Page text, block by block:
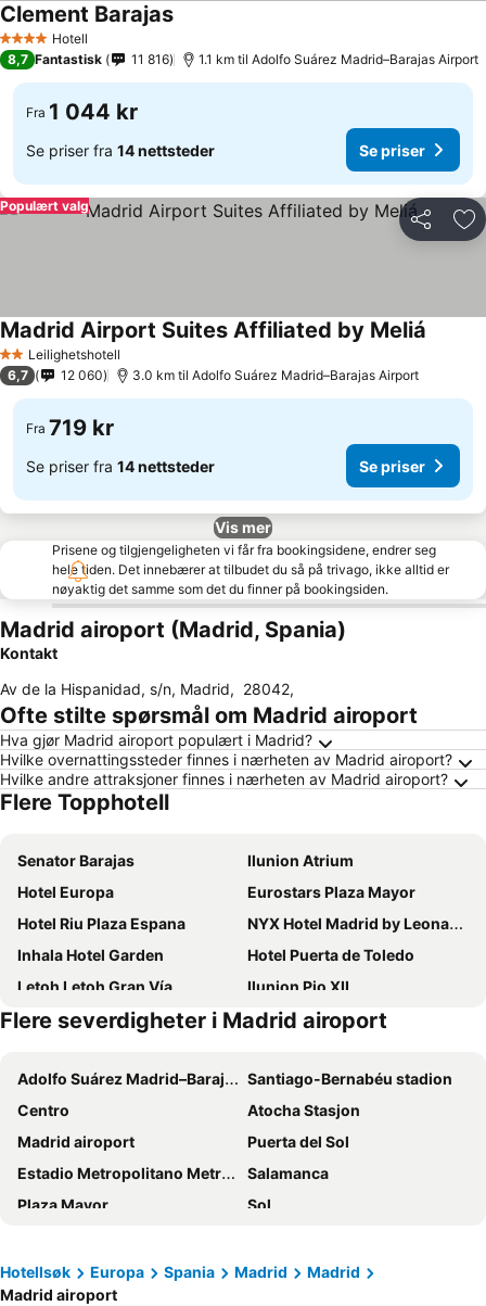
4 StjernerHotell
Clement BarajasSe priser
8,7 Fantastisk 11 816 1.1 km til Adolfo Suárez Madrid–Barajas Airport
Fra 1 044 kr
Se priser fra 14 nettsteder Se priser
Del
Populært valg
2 StjernerLeilighetshotell
Madrid Airport Suites Affiliated by Meliá
6,7 12 060 3.0 km til Adolfo Suárez Madrid–Barajas Airport
Fra 719 kr
Se priser fra 14 nettsteder Se priser
Vis mer
Prisene og tilgjengeligheten vi får fra bookingsidene, endrer seg
hele tiden. Det innebærer at tilbudet du så på trivago, ikke alltid er
nøyaktig det samme som det du finner på bookingsiden.
Madrid airoport (Madrid, Spania)
Kontakt
Av de la Hispanidad, s/n, Madrid, 28042,
Ofte stilte spørsmål om Madrid airoport
Hva gjør Madrid airoport populært i Madrid?
Hvilke overnattingssteder finnes i nærheten av Madrid airoport?
Hvilke andre attraksjoner finnes i nærheten av Madrid airoport?
Flere Topphotell
Senator Barajas
Ilunion Atrium
Hotel Europa
Eurostars Plaza Mayor
Hotel Riu Plaza Espana
NYX Hotel Madrid by Leonardo Hotels
Inhala Hotel Garden
Hotel Puerta de Toledo
Letoh Letoh Gran Vía
Ilunion Pio XII
Hotel Puerta America
Emperador
Leonardo Hotel Madrid City Center
Líbere Madrid Palacio Real
Axel Hotel Madrid
Dear Hotel Madrid
Hard Rock Hotel Madrid
Ibis Styles Madrid City Las Ventas
Optimi Rooms Madrid
Hostal Victoria II
H10 Tribeca
Ilunion Suites Madrid
Eurostars Madrid Tower
The First One Madrid Preciados
Intelier Palacio San Martín
Flere severdigheter i Madrid airoport
Adolfo Suárez Madrid–Barajas Airport
Santiago-Bernabéu stadion
Centro
Atocha Stasjon
Madrid airoport
Puerta del Sol
Estadio Metropolitano Metro Station
Salamanca
Plaza Mayor
Sol
La Gran Vía
Aeropuerto
Barajas
Hotellsøk Europa Spania Madrid
Madrid
Madrid airoport